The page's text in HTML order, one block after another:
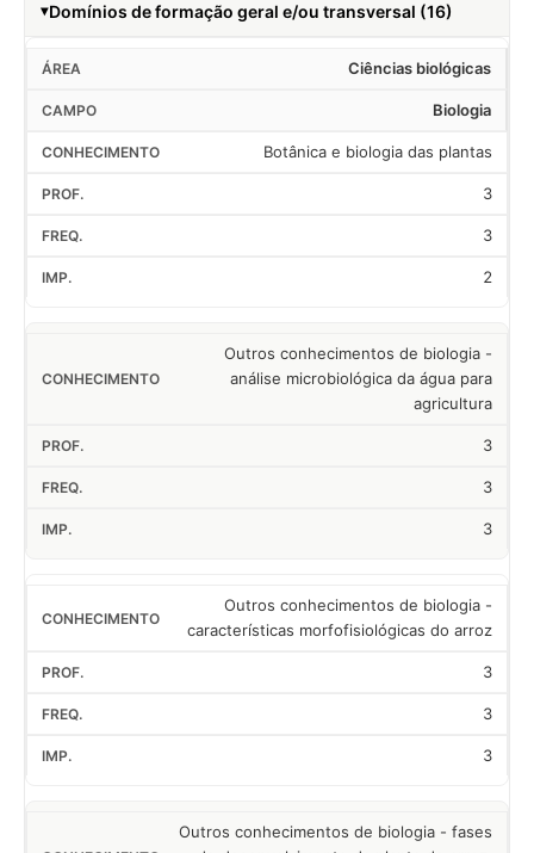
Domínios de formação geral e/ou transversal (16)
Ciências biológicas
Biologia
Botânica e biologia das plantas
3
3
2
Outros conhecimentos de biologia -
análise microbiológica da água para
agricultura
3
3
3
Outros conhecimentos de biologia -
características morfofisiológicas do arroz
3
3
3
Outros conhecimentos de biologia - fases